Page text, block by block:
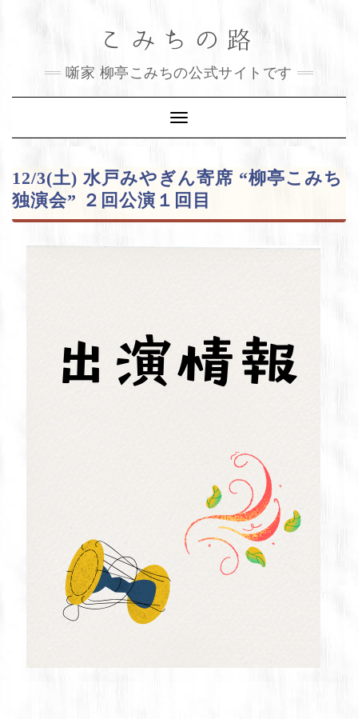
こみちの路
噺家 柳亭こみちの公式サイトです
Toggle
Navigation
12/3(土) 水戸みやぎん寄席 “柳亭こみち
独演会” ２回公演１回目